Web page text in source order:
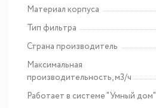
Материал корпуса
Тип фильтра
Страна производитель
Максимальная
производительность, м3/ч
Работает в системе "Умный дом"